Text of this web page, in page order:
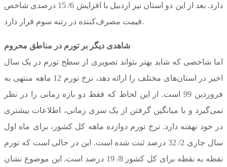
دارد. بعد از این دو استان نیز اردبیل با افزایش 6/ 15 درصدی شاخص
قیمت مصرف‌کننده در رتبه سوم قرار دارد.
شاهدی دیگر بر تورم در مناطق محروم
اما شاخصی که شاید بهتر بتواند تصویری از سطح تورم در یک سال
اخیر در استان‌های مختلف را ارائه دهد، نرخ تورم 12 ماهه منتهی به
فروردین 99 است. از این لحاظ که فقط دو بازه زمانی را در نظر
نمی‌گیرد و با میانگین گرفتن از یک سری زمانی، اطلاعات بیشتری
در خود نهفته دارد. نرخ تورم دوازده ماهه کل کشور، برای ماه اول
سال جاری 2/ 32 درصد ثبت شده است. این در حالی است که تورم
نقطه به نقطه برای کل کشور 8/ 19 درصد است. این موضوع نشان